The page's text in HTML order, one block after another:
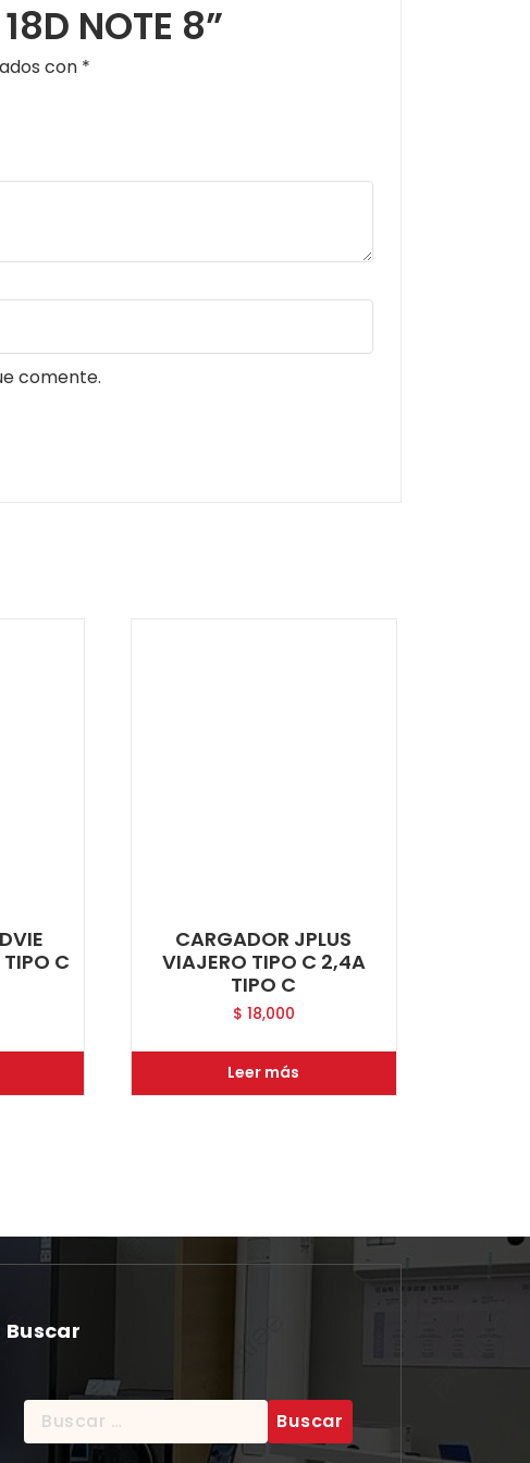
NOTE 8”
con *
comente.
C
CARGADOR JPLUS
VIAJERO TIPO C 2,4A
TIPO C
$ 18,000
Leer más
Buscar
Buscar: